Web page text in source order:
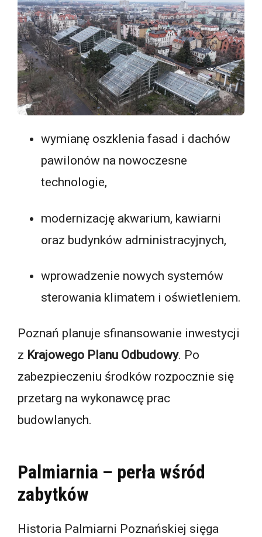
wymianę oszklenia fasad i dachów
pawilonów na nowoczesne
technologie,
modernizację akwarium, kawiarni
oraz budynków administracyjnych,
wprowadzenie nowych systemów
sterowania klimatem i oświetleniem.
Poznań planuje sfinansowanie inwestycji
z Krajowego Planu Odbudowy. Po
zabezpieczeniu środków rozpocznie się
przetarg na wykonawcę prac
budowlanych.
Palmiarnia – perła wśród
zabytków
Historia Palmiarni Poznańskiej sięga